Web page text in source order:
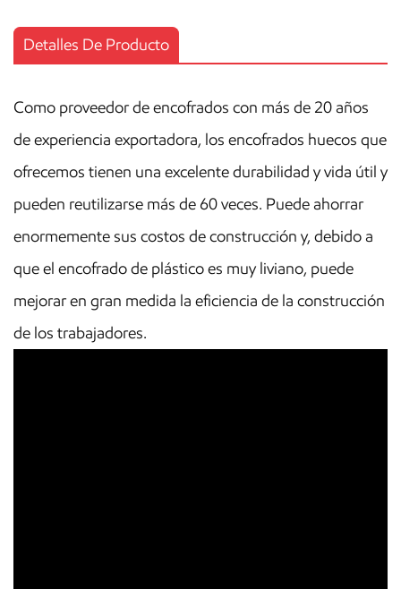
Detalles De Producto
Como proveedor de encofrados con más de 20 años
de experiencia exportadora, los encofrados huecos que
ofrecemos tienen una excelente durabilidad y vida útil y
pueden reutilizarse más de 60 veces. Puede ahorrar
enormemente sus costos de construcción y, debido a
que el encofrado de plástico es muy liviano, puede
mejorar en gran medida la eficiencia de la construcción
de los trabajadores.